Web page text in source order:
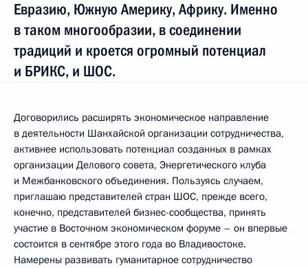
Евразию, Южную Америку, Африку. Именно
в таком многообразии, в соединении
традиций и кроется огромный потенциал
и БРИКС, и ШОС.
Договорились расширять экономическое направление
в деятельности Шанхайской организации сотрудничества,
активнее использовать потенциал созданных в рамках
организации Делового совета, Энергетического клуба
и Межбанковского объединения. Пользуясь случаем,
приглашаю представителей стран ШОС, прежде всего,
конечно, представителей бизнес-сообщества, принять
участие в Восточном экономическом форуме – он впервые
состоится в сентябре этого года во Владивостоке.
Намерены развивать гуманитарное сотрудничество